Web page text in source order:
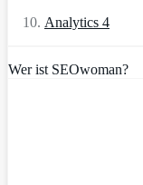
Analytics 4
Wer ist SEOwoman?